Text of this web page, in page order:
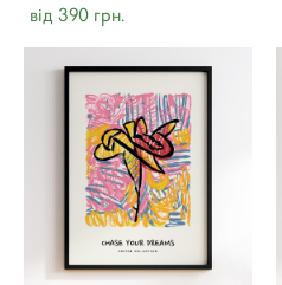
від 390 грн.